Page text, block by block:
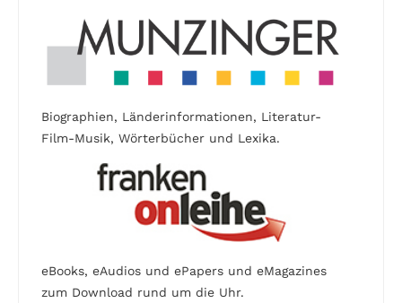
Biographien, Länderinformationen, Literatur-
Film-Musik, Wörterbücher und Lexika.
eBooks, eAudios und ePapers und eMagazines
zum Download rund um die Uhr.